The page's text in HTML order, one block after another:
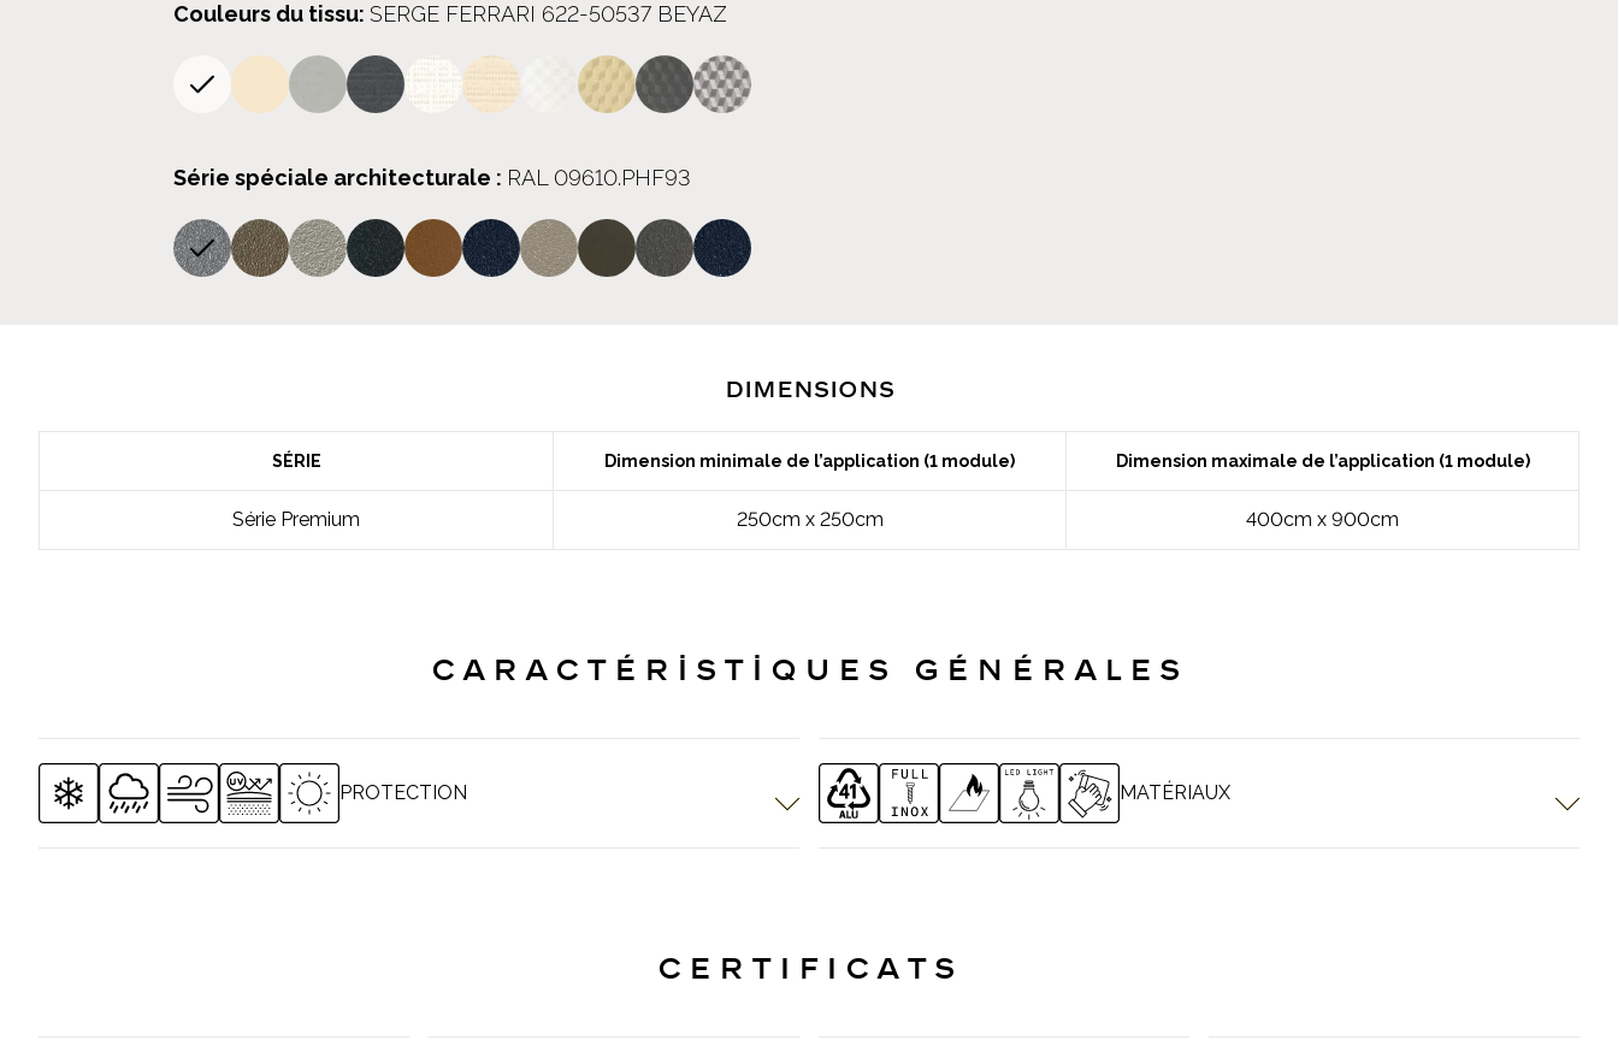
Couleurs du tissu: SERGE FERRARI 622-50537 BEYAZ
Série spéciale architecturale : RAL 09610.PHF93
Dimensions
SÉRIE Dimension minimale de l’application (1 module) Dimension maximale de l’application (1 module)
Série Premium 250cm x 250cm 400cm x 900cm
CARACTÉRİSTİQUES GÉNÉRALES
PROTECTION
Les systèmes de PERGOTECH sont conçus selon toutes les conditions météorologiques.
MATÉRIAUX
Les systèmes de PERGOTECH se composent d’une structure en aluminium. Des vis et pièces de
CERTIFICATS